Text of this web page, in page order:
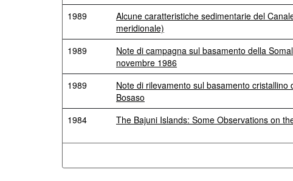
1989
Alcune caratteristiche sedimentarie del
meridionale)
1989
Note di campagna sul basamento della
novembre 1986
1989
Note di rilevamento sul basamento
Bosaso
1984
The Bajuni Islands: Some Observations on